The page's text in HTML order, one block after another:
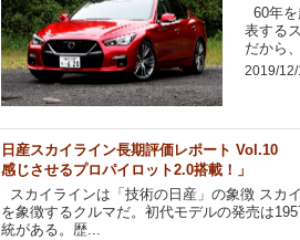
60年
表する
だから
2019/
日産スカイライン長期評価レポート Vol.10
感じさせるプロパイロット2.0搭載！」
スカイラインは「技術の日産」の象徴 スカ
を象徴するクルマだ。初代モデルの発売は
統がある。歴...